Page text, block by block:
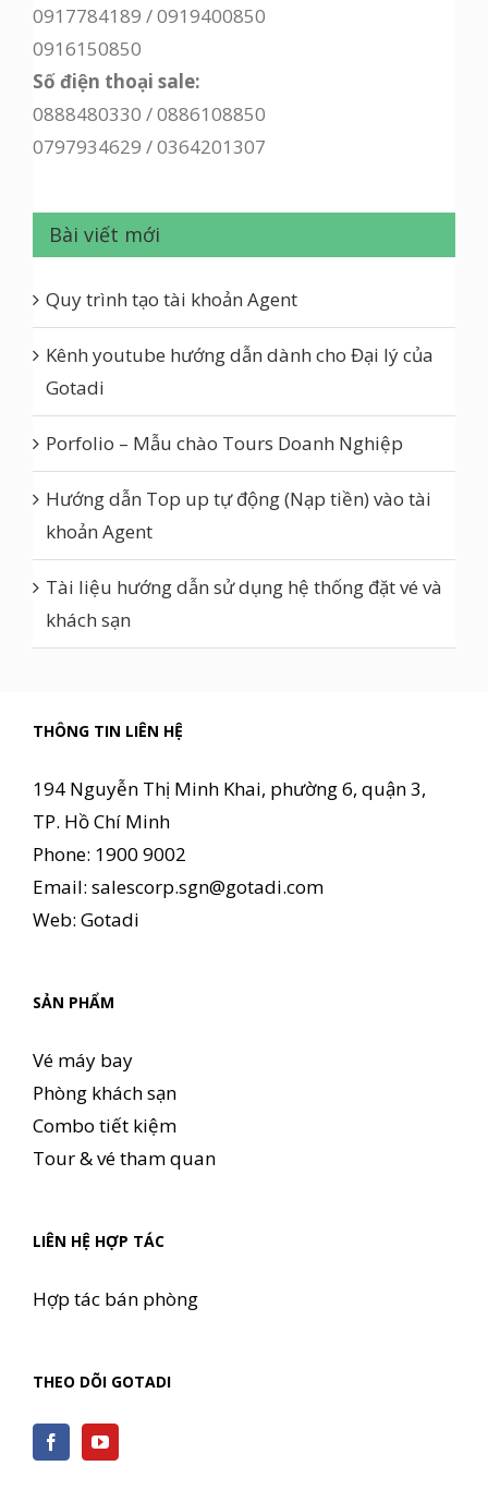
0917784189 / 0919400850
0916150850
Số điện thoại sale:
0888480330 / 0886108850
0797934629 / 0364201307
Bài viết mới
Quy trình tạo tài khoản Agent
Kênh youtube hướng dẫn dành cho Đại lý của
Gotadi
Porfolio – Mẫu chào Tours Doanh Nghiệp
Hướng dẫn Top up tự động (Nạp tiền) vào tài
khoản Agent
Tài liệu hướng dẫn sử dụng hệ thống đặt vé và
khách sạn
THÔNG TIN LIÊN HỆ
194 Nguyễn Thị Minh Khai, phường 6, quận 3,
TP. Hồ Chí Minh
Phone: 1900 9002
Email: salescorp.sgn@gotadi.com
Web: Gotadi
SẢN PHẨM
Vé máy bay
Phòng khách sạn
Combo tiết kiệm
Tour & vé tham quan
LIÊN HỆ HỢP TÁC
Hợp tác bán phòng
THEO DÕI GOTADI